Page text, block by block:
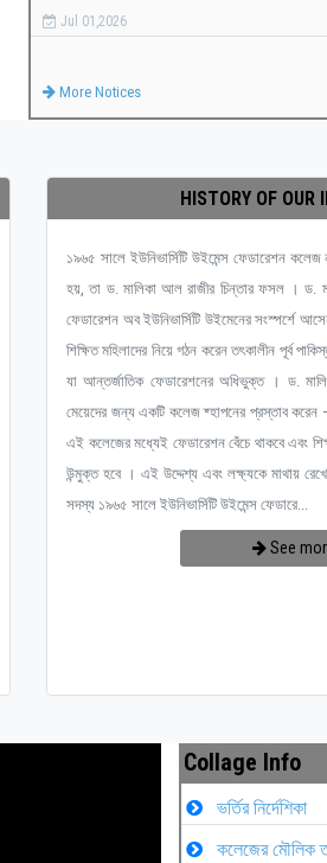
Jul 01,2026
More Notices
HISTORY OF OUR
১৯৬৫ সালে ইউনিভার্সিটি উইমেন্স ফেডারেশন
হয়, তা ড. মালিকা আল রাজীর চিন্তার ফসল । ড.
ফেডারেশন অব ইউনিভার্সিটি উইমেনের সংস্পর্শে
শিক্ষিত মহিলাদের নিয়ে গঠন করেন তৎকালীন পূর্ব
যা আন্তর্জাতিক ফেডারেশনের অধিভুক্ত । ড.
মেয়েদের জন্য একটি কলেজ ষ্হাপনের প্রস্তাব করেন
এই কলেজের মধ্যেই ফেডারেশন বেঁচে থাকবে এবং
উন্মুক্ত হবে । এই উদ্দেশ্য এবং লক্ষ্যকে মাথায় রেখে
সদস্য ১৯৬৫ সালে ইউনিভার্সিটি উইমেন্স ফেডারে...
See
Collage Info
ভর্তির নির্দেশিকা
কলেজের মৌলিক